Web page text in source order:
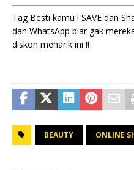
Tag Besti kamu ! SAVE dan
dan WhatsApp biar gak
diskon menarik ini !!
BEAUTY ONLINE